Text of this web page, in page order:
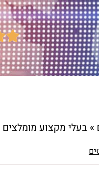

» בעלי מקצוע מומלצים